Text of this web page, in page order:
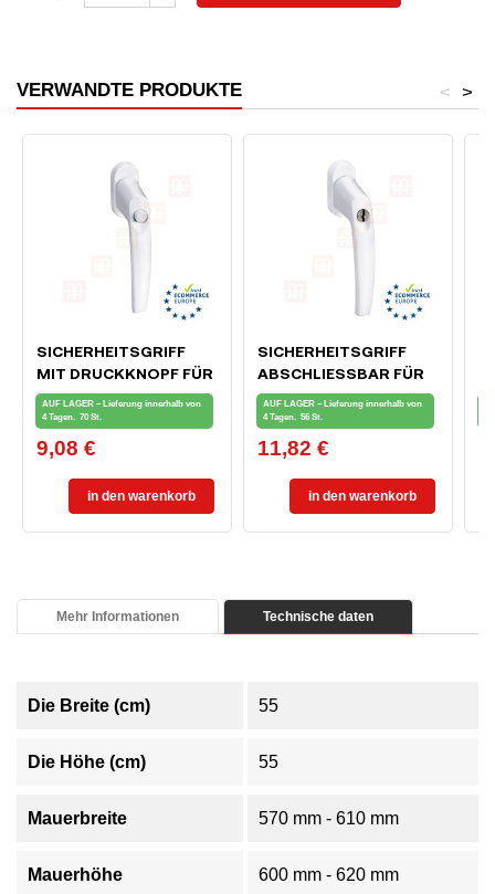
VERWANDTE PRODUKTE >
<
SICHERHEITSGRIFF
MIT DRUCKKNOPF FÜR
FENSTER UND
BALKONTÜR, WEISS
AUF LAGER – Lieferung innerhalb von
4 Tagen. 70 St.
Preis
9,08 €
in den warenkorb
SICHERHEITSGRIFF
ABSCHLIESSBAR FÜR F
ENSTER UND B
ALKONTÜREN, WEISS
AUF LAGER – Lieferung innerhalb von
4 Tagen. 56 St.
Preis
11,82 €
in den warenkorb
Mehr Informationen Technische daten
Die Breite (cm) 55
Die Höhe (cm) 55
Mauerbreite 570 mm - 610 mm
Mauerhöhe 600 mm - 620 mm